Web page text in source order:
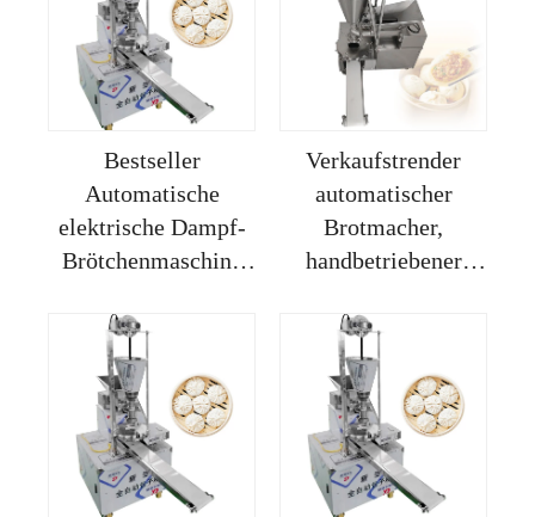
Bestseller
Automatische
elektrische Dampf-
Brötchenmaschine
Brötchenmacher
Hand-Manuelle
Dampf-Brötchen-
Baozi-Momo-
Machina
Verkaufstrender
automatischer
Brotmacher,
handbetriebener
Momo-
Machinautomat,
langer nepalesischer
Momo-Macher